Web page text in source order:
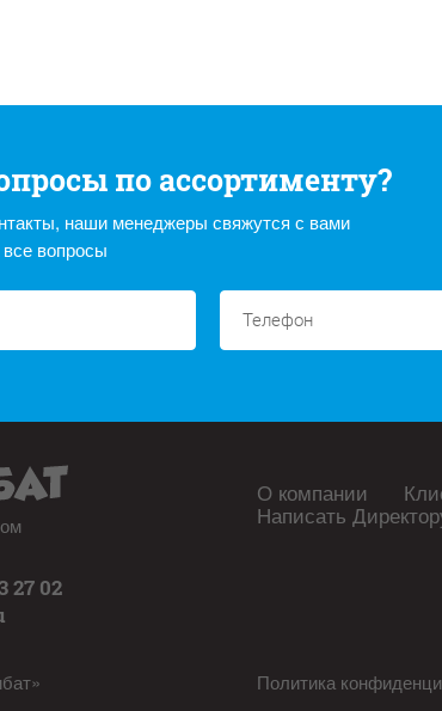
по ассортименту?
наши менеджеры свяжутся с вами
все вопросы
27 02
О компании
Написать
Политика